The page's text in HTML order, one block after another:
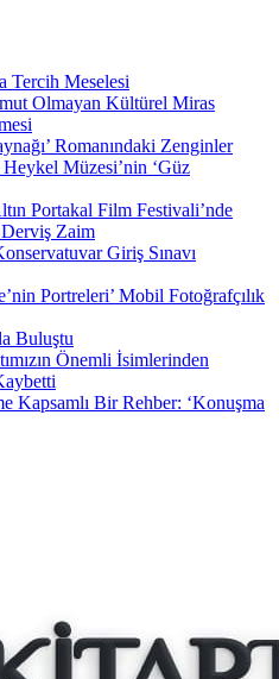
Tercih Meselesi
Olmayan Kültürel Miras
Romanındaki Zenginler
Müzesi’nin ‘Güz
Portakal Film Festivali’nde
Zaim
Giriş Sınavı
Portreleri’ Mobil Fotoğrafçılık
Buluştu
Önemli İsimlerinden
Kapsamlı Bir Rehber: ‘Konuşma